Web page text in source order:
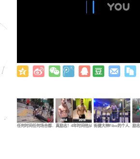
任何时间任何场合都… 真励志！4年时间他从…街健大神Fibo的个人…励